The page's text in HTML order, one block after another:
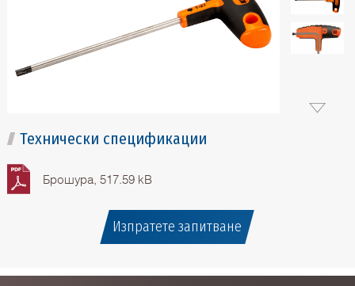
Технически спецификации
Брошура, 517.59 kB
Изпратете запитване